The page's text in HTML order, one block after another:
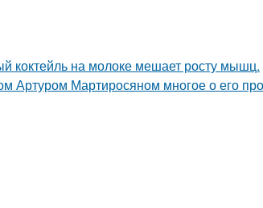
коктейль на молоке мешает росту мышц.
Артуром Мартиросяном многое о его